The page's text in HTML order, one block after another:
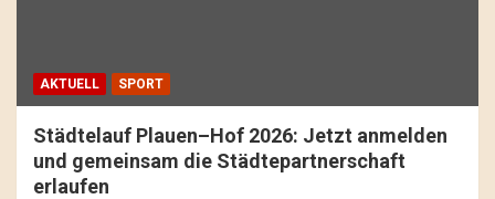
AKTUELL SPORT
Städtelauf Plauen–Hof 2026: Jetzt anmelden
und gemeinsam die Städtepartnerschaft
erlaufen